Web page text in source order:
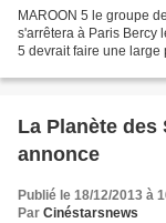
MAROON 5 le groupe
s'arrêtera à Paris Bercy
5 devrait faire une large
La Planète
annonce
Publié le 18/12/2013 à
Par Cinéstarsnews